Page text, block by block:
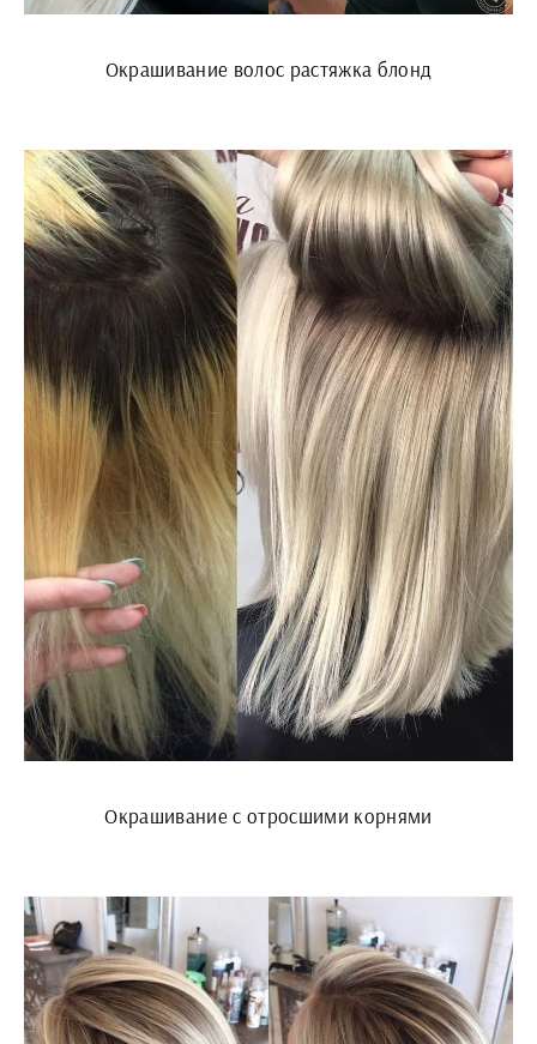
Окрашивание волос растяжка блонд
Окрашивание с отросшими корнями